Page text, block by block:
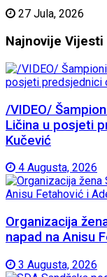
27 Jula, 2026
Najnovije Vijesti
/VIDEO/
Ličina u posjeti
Kučević
4 Augusta, 2026
Organizacija
napad na Anisu
3 Augusta, 2026